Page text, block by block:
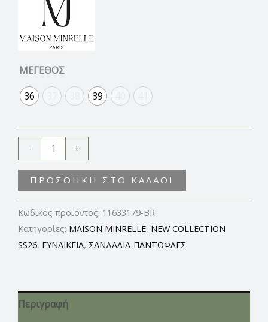
ΜΕΓΕΘΟΣ
36
39
- +
ΠΡΟΣΘΉΚΗ ΣΤΟ ΚΑΛΆΘΙ
Κωδικός προϊόντος: 11633179-BR
Κατηγορίες: MAISON MINRELLE, NEW COLLECTION
SS26, ΓΥΝΑΙΚΕΙΑ, ΣΑΝΔΑΛΙΑ-ΠΑΝΤΟΦΛΕΣ
Περιγραφή